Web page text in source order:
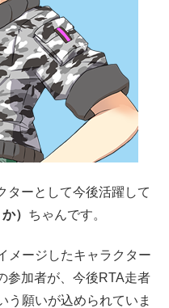
ターとして今後活躍して
） ちゃんです。
メージしたキャラクター
参加者が、今後RTA走者
う願いが込められていま